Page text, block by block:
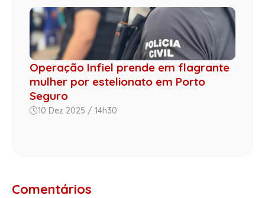
Operação Infiel prende em flagrante
mulher por estelionato em Porto
Seguro
10 Dez 2025 / 14h30
Comentários